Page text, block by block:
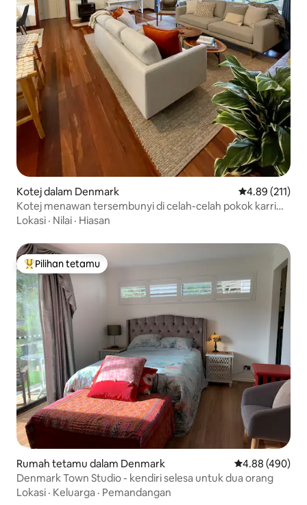
Kotej dalam Denmark Penarafan
4.89 (211)
Kotej menawan tersembunyi di celah-celah pokok karri
yang menjulang tinggi
Lokasi · Nilai · Hiasan
Pilihan utama tetamu
Pilihan tetamu
Rumah tetamu dalam Denmark Penarafan
4.88 (490)
Denmark Town Studio - kendiri selesa untuk dua orang
Lokasi · Keluarga · Pemandangan